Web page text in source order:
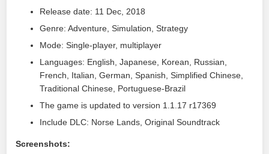
Release date: 11 Dec, 2018
Genre: Adventure, Simulation, Strategy
Mode: Single-player, multiplayer
Languages: English, Japanese, Korean, Russian,
French, Italian, German, Spanish, Simplified Chinese,
Traditional Chinese, Portuguese-Brazil
The game is updated to version 1.1.17 r17369
Include DLC: Norse Lands, Original Soundtrack
Screenshots: